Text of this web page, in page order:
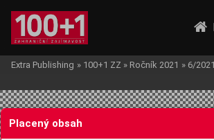
Extra Publishing » 100+1 ZZ » Ročník 2021 » 6/2021
Placený obsah